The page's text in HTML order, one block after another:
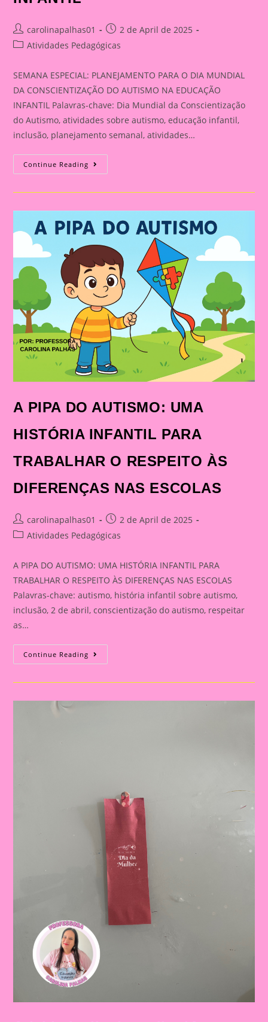
Post
author:
carolinapalhas01
Post
published:
2 de April de 2025
PostAtividades Pedagógicas
SEMANA ESPECIAL: PLANEJAMENTO PARA O DIA MUNDIAL
DA CONSCIENTIZAÇÃO DO AUTISMO NA EDUCAÇÃO
INFANTIL Palavras-chave: Dia Mundial da Conscientização
do Autismo, atividades sobre autismo, educação infantil,
inclusão, planejamento semanal, atividades…
Continue Reading SEMANA
ESPECIAL:
PARA
MUNDIAL
DA
CONSCIENTIZAÇÃO
AUTISMO
EDUCAÇÃO
INFANTIL
A PIPA DO AUTISMO: UMA
HISTÓRIA INFANTIL PARA
TRABALHAR O RESPEITO ÀS
DIFERENÇAS NAS ESCOLAS
Post
author:
carolinapalhas01
Post
published:
2 de April de 2025
PostAtividades Pedagógicas
A PIPA DO AUTISMO: UMA HISTÓRIA INFANTIL PARA
TRABALHAR O RESPEITO ÀS DIFERENÇAS NAS ESCOLAS
Palavras-chave: autismo, história infantil sobre autismo,
inclusão, 2 de abril, conscientização do autismo, respeitar
as…
Continue Reading A
PIPA
INFANTIL